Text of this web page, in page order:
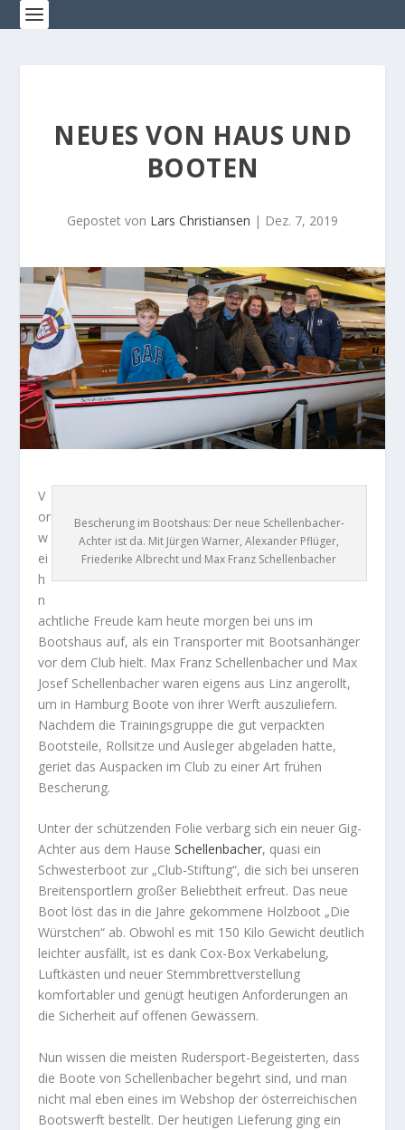
NEUES VON HAUS UND
BOOTEN
Gepostet von Lars Christiansen | Dez. 7, 2019
Bescherung im Bootshaus: Der neue Schellenbacher-
Achter ist da. Mit Jürgen Warner, Alexander Pflüger,
Friederike Albrecht und Max Franz Schellenbacher
V
or
w
ei
h
n
achtliche Freude kam heute morgen bei uns im
Bootshaus auf, als ein Transporter mit Bootsanhänger
vor dem Club hielt. Max Franz Schellenbacher und Max
Josef Schellenbacher waren eigens aus Linz angerollt,
um in Hamburg Boote von ihrer Werft auszuliefern.
Nachdem die Trainingsgruppe die gut verpackten
Bootsteile, Rollsitze und Ausleger abgeladen hatte,
geriet das Auspacken im Club zu einer Art frühen
Bescherung.
Unter der schützenden Folie verbarg sich ein neuer Gig-
Achter aus dem HauseSchellenbacher, quasi ein
Schwesterboot zur „Club-Stiftung“, die sich bei unseren
Breitensportlern großer Beliebtheit erfreut. Das neue
Boot löst das in die Jahre gekommene Holzboot „Die
Würstchen“ ab. Obwohl es mit 150 Kilo Gewicht deutlich
leichter ausfällt, ist es dank Cox-Box Verkabelung,
Luftkästen und neuer Stemmbrettverstellung
komfortabler und genügt heutigen Anforderungen an
die Sicherheit auf offenen Gewässern.
Nun wissen die meisten Rudersport-Begeisterten, dass
die Boote von Schellenbacher begehrt sind, und man
nicht mal eben eines im Webshop der österreichischen
Bootswerft bestellt. Der heutigen Lieferung ging ein